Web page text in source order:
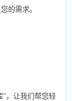
的需求。
”，让我们帮您轻